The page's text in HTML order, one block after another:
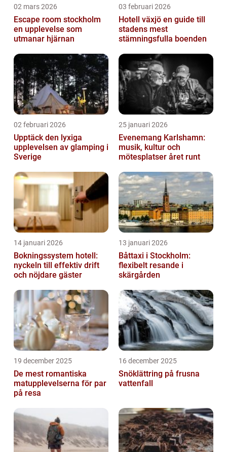
02 mars 2026
Escape room stockholm
en upplevelse som
utmanar hjärnan
03 februari 2026
Hotell växjö en guide till
stadens mest
stämningsfulla boenden
02 februari 2026
Upptäck den lyxiga
upplevelsen av glamping i
Sverige
25 januari 2026
Evenemang Karlshamn:
musik, kultur och
mötesplatser året runt
14 januari 2026
Bokningssystem hotell:
nyckeln till effektiv drift
och nöjdare gäster
13 januari 2026
Båttaxi i Stockholm:
flexibelt resande i
skärgården
19 december 2025
De mest romantiska
matupplevelserna för par
på resa
16 december 2025
Snöklättring på frusna
vattenfall